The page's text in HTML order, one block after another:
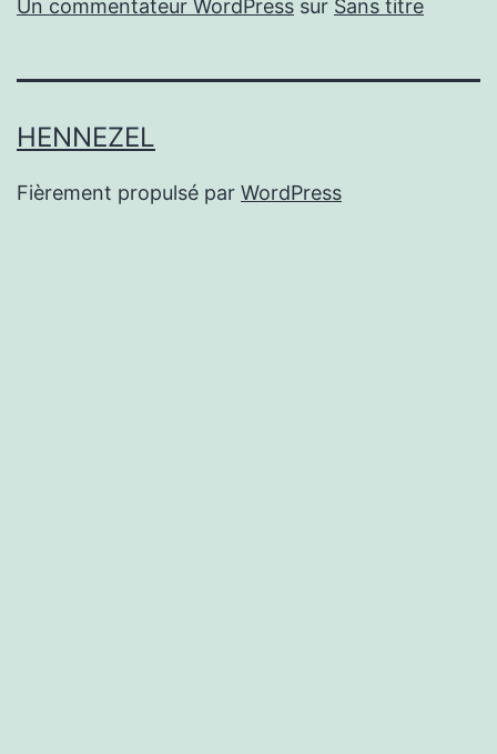
Un commentateur WordPress sur Sans titre
HENNEZEL
Fièrement propulsé par WordPress